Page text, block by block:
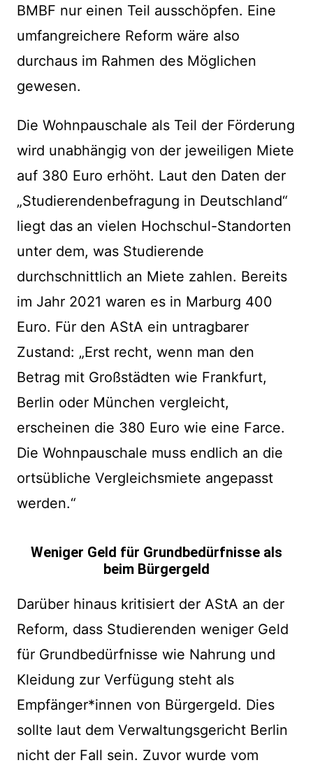
BMBF nur einen Teil ausschöpfen. Eine
umfangreichere Reform wäre also
durchaus im Rahmen des Möglichen
gewesen.
Die Wohnpauschale als Teil der Förderung
wird unabhängig von der jeweiligen Miete
auf 380 Euro erhöht. Laut den Daten der
„Studierendenbefragung in Deutschland“
liegt das an vielen Hochschul-Standorten
unter dem, was Studierende
durchschnittlich an Miete zahlen. Bereits
im Jahr 2021 waren es in Marburg 400
Euro. Für den AStA ein untragbarer
Zustand: „Erst recht, wenn man den
Betrag mit Großstädten wie Frankfurt,
Berlin oder München vergleicht,
erscheinen die 380 Euro wie eine Farce.
Die Wohnpauschale muss endlich an die
ortsübliche Vergleichsmiete angepasst
werden.“
Weniger Geld für Grundbedürfnisse als
beim Bürgergeld
Darüber hinaus kritisiert der AStA an der
Reform, dass Studierenden weniger Geld
für Grundbedürfnisse wie Nahrung und
Kleidung zur Verfügung steht als
Empfänger*innen von Bürgergeld. Dies
sollte laut dem Verwaltungsgericht Berlin
nicht der Fall sein. Zuvor wurde vom